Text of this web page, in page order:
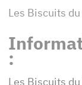
Les Biscuits du
:
Les Biscuits du